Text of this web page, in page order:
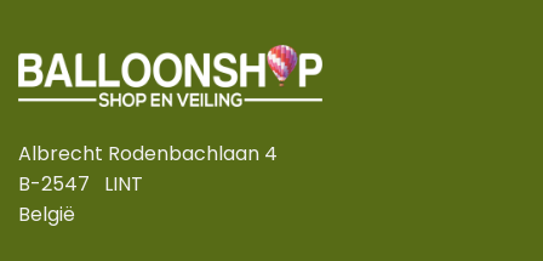
Albrecht Rodenbachlaan 4
B-2547 LINT
België